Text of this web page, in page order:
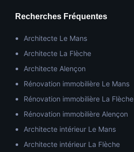
Recherches Fréquentes
Architecte Le Mans
Architecte La Flèche
Architecte Alençon
Rénovation immobilière Le Mans
Rénovation immobilière La Flèche
Rénovation immobilière Alençon
Architecte intérieur Le Mans
Architecte intérieur La Flèche